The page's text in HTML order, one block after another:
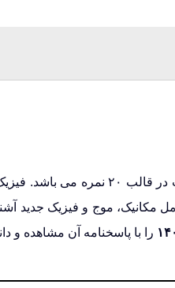
شامل مکانیک، موج و فیزیک جدید
را با پاسخنامه آن مشاهده و